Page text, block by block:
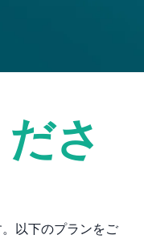
さ
以下のプランをご